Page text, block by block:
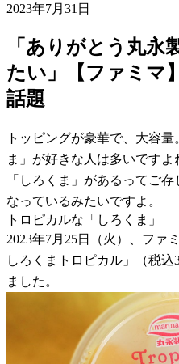
2023年7月31日
「ありがとう丸永
たい」【ファミマ
話題
トッピングが豪華で、大容
ま」が好きな人は多いです
「しろくま」があるってご
なっているみたいですよ。
トロピカルな「しろくま」
2023年7月25日（火）、フ
しろくまトロピカル」（税
ました。